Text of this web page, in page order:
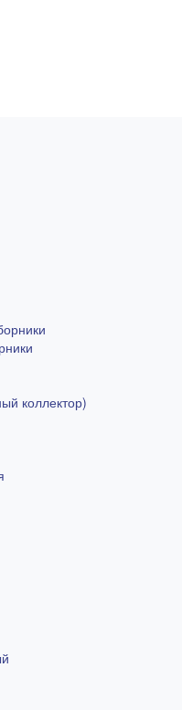
коллектор)